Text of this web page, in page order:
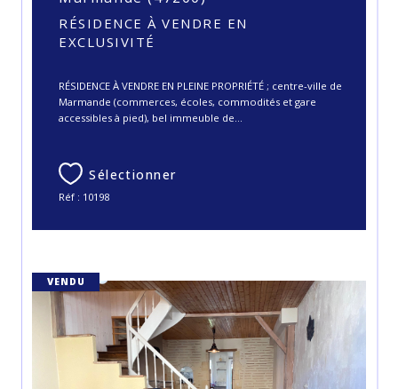
RÉSIDENCE À VENDRE EN
EXCLUSIVITÉ
RÉSIDENCE À VENDRE EN PLEINE PROPRIÉTÉ ; centre-ville de
Marmande (commerces, écoles, commodités et gare
accessibles à pied), bel immeuble de...
Sélectionner
Réf : 10198
VENDU